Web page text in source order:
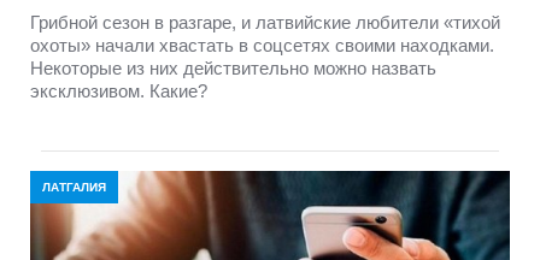
Грибной сезон в разгаре, и латвийские любители «тихой
охоты» начали хвастать в соцсетях своими находками.
Некоторые из них действительно можно назвать
эксклюзивом. Какие?
ЛАТГАЛИЯ